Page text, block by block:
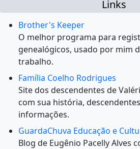
Links
Brother's Keeper
O melhor programa para
genealógicos, usado por mim
trabalho.
Família Coelho Rodrigues
Site dos descendentes de
com sua história,
informações.
GuardaChuva Educação e
Blog de Eugênio Pacelly Alves